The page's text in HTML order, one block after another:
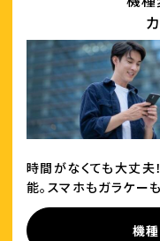
時間がなくても大丈夫
能。スマホもガラケー
機